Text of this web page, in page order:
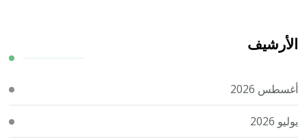
الأرشيف
أغسطس 2026
يوليو 2026